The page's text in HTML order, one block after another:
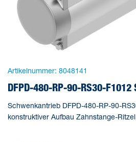
Artikelnummer: 8048141
DFPD-480-RP-90-RS30-F1012
Schwenkantrieb DFPD-480-RP-90-
konstruktiver Aufbau Zahnstange-